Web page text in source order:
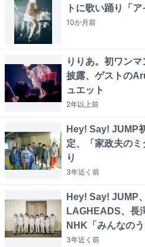
トに歌い踊り「
10か月前
りりあ。初ワン
披露、ゲストの
ュエット
2年以上前
Hey! Say! JUMP
定、「家政夫の
り
3年近く 前
Hey! Say! JUMP
LAGHEADS、長
NHK「みんなの
3年近く 前